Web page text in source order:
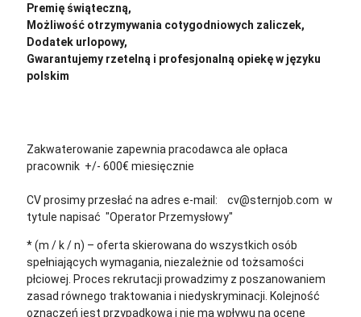
Premię świąteczną,
Możliwość otrzymywania cotygodniowych zaliczek,
Dodatek urlopowy,
Gwarantujemy rzetelną i profesjonalną opiekę w języku
polskim
Zakwaterowanie zapewnia pracodawca ale opłaca
pracownik +/- 600€ miesięcznie
CV prosimy przesłać na adres e-mail: cv@sternjob.com w
tytule napisać "Operator Przemysłowy"
* (m / k / n) – oferta skierowana do wszystkich osób
spełniających wymagania, niezależnie od tożsamości
płciowej. Proces rekrutacji prowadzimy z poszanowaniem
zasad równego traktowania i niedyskryminacji. Kolejność
oznaczeń jest przypadkowa i nie ma wpływu na ocenę